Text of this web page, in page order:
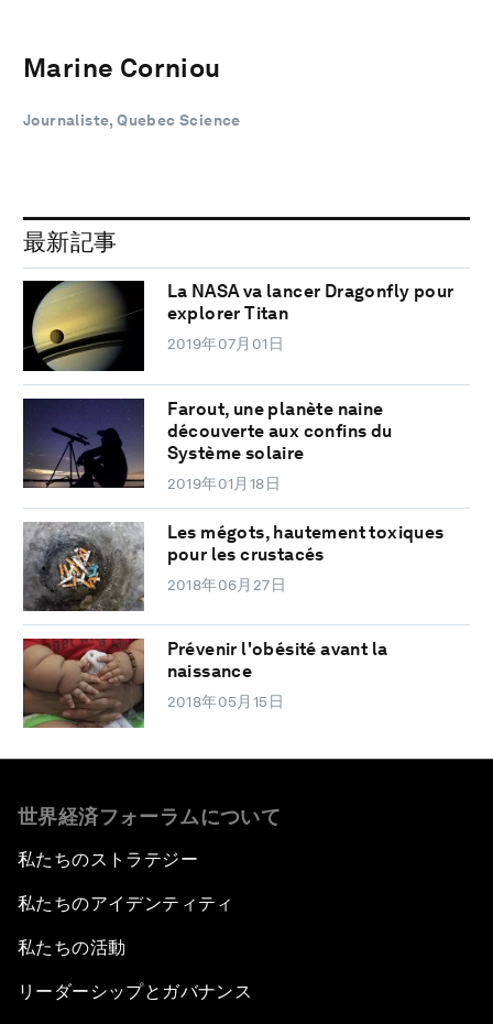
Marine Corniou
Journaliste, Quebec Science
最新記事
La NASA va lancer Dragonfly pour
explorer Titan
2019年07月01日
Farout, une planète naine
découverte aux confins du
Système solaire
2019年01月18日
Les mégots, hautement toxiques
pour les crustacés
2018年06月27日
Prévenir l'obésité avant la
naissance
2018年05月15日
世界経済フォーラムについて
私たちのストラテジー
私たちのアイデンティティ
私たちの活動
リーダーシップとガバナンス